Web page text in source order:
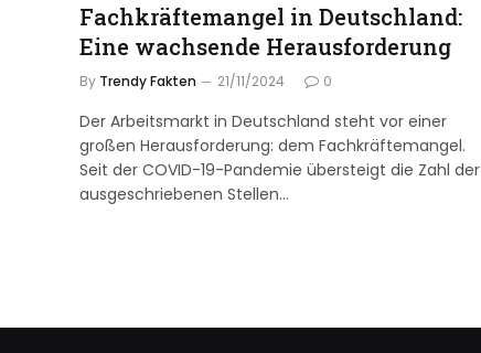
Fachkräftemangel in Deutschland:
Eine wachsende Herausforderung
By Trendy Fakten 21/11/2024 0
Der Arbeitsmarkt in Deutschland steht vor einer
großen Herausforderung: dem Fachkräftemangel.
Seit der COVID-19-Pandemie übersteigt die Zahl der
ausgeschriebenen Stellen…